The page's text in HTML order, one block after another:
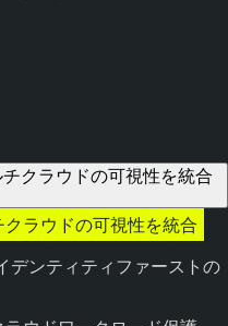
クラウドの可視性を統合
ラウドの可視性を統合
デンティティファーストの